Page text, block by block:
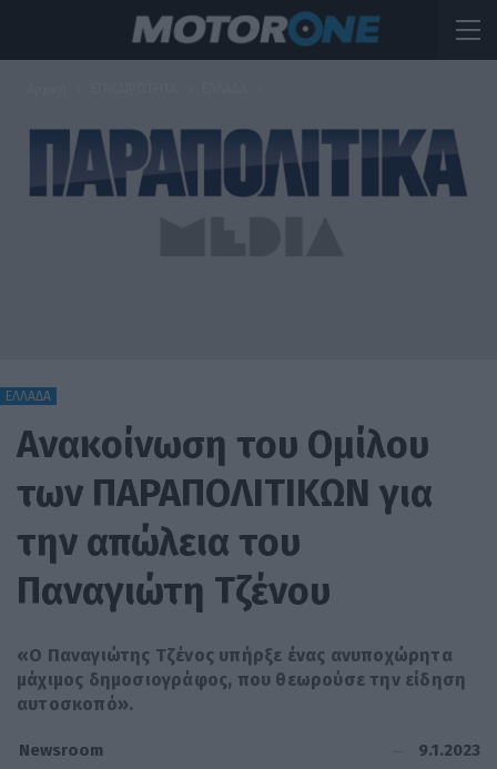
ΕΛΛΑΔΑ
Ανακοίνωση του Ομίλου
των ΠΑΡΑΠΟΛΙΤΙΚΩΝ για
την απώλεια του
Παναγιώτη Τζένου
«Ο Παναγιώτης Τζένος υπήρξε ένας ανυποχώρητα
μάχιμος δημοσιογράφος, που θεωρούσε την είδηση
αυτοσκοπό».
Newsroom 9.1.2023